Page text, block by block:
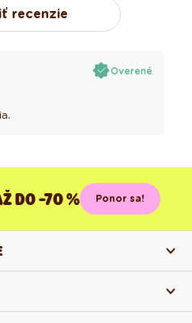
recenzie
Overené
DO -70 % Ponor sa!